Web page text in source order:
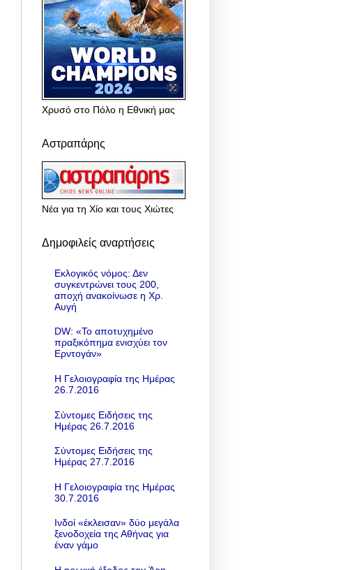
Χρυσό στο Πόλο η Εθνική μας
Αστραπάρης
Νέα για τη Χίο και τους Χιώτες
Δημοφιλείς αναρτήσεις
Εκλογικός νόμος: Δεν
συγκεντρώνει τους 200,
αποχή ανακοίνωσε η Χρ.
Αυγή
DW: «To αποτυχημένο
πραξικόπημα ενισχύει τον
Ερντογάν»
Η Γελοιογραφία της Ημέρας
26.7.2016
Σύντομες Ειδήσεις της
Ημέρας 26.7.2016
Σύντομες Ειδήσεις της
Ημέρας 27.7.2016
Η Γελοιογραφία της Ημέρας
30.7.2016
Ινδοί «έκλεισαν» δύο μεγάλα
ξενοδοχεία της Αθήνας για
έναν γάμο